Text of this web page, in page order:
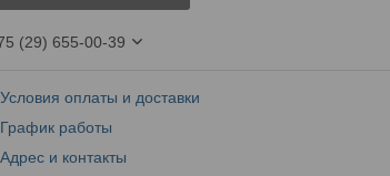
(29) 655-00-39
Условия оплаты и доставки
График работы
Адрес и контакты